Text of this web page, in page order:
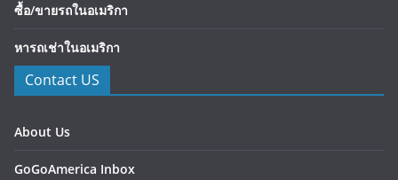
ซื้อ/ขายรถในอเมริกา
หารถเช่าในอเมริกา
Contact US
About Us
GoGoAmerica Inbox